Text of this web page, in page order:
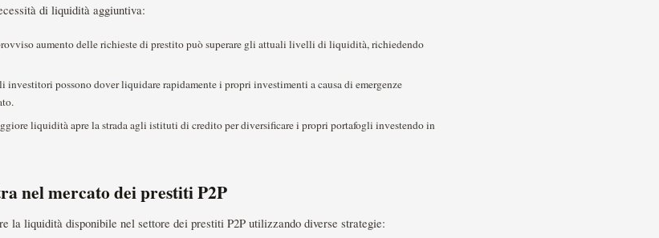
di liquidità aggiuntiva:
aumento delle richieste di prestito può superare gli attuali livelli di liquidità, richiedendo
investitori possono dover liquidare rapidamente i propri investimenti a causa di emergenze
liquidità apre la strada agli istituti di credito per diversificare i propri portafogli investendo in
nel mercato dei prestiti P2P
la liquidità disponibile nel settore dei prestiti P2P utilizzando diverse strategie: